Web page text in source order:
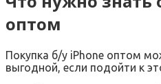
оптом
Покупка б/у iPhone оптом
выгодной, если подойти к